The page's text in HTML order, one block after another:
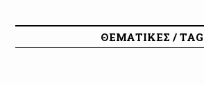
ΘΕΜΑΤΙΚΕΣ /